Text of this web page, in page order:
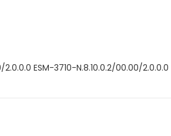
2.0.0.0 ESM-3710-N.8.10.0.2/00.00/